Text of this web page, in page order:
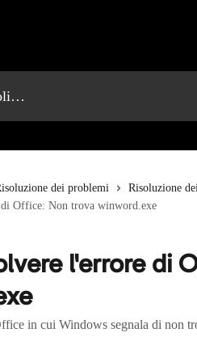
dei problemi
Risoluzione
Office: Non trova winword.exe
l'errore di
in cui Windows segnala di non